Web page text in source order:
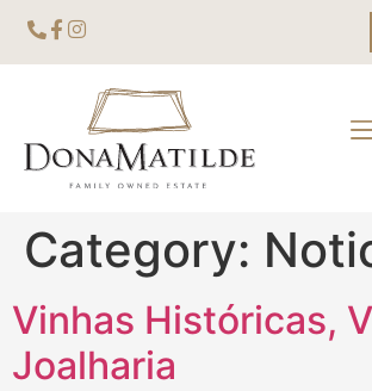
Category:
Vinhas Históricas,
Joalharia